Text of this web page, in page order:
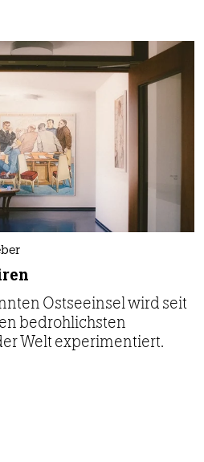
Ostseeinsel wird seit
bedrohlichsten
Welt experimentiert.